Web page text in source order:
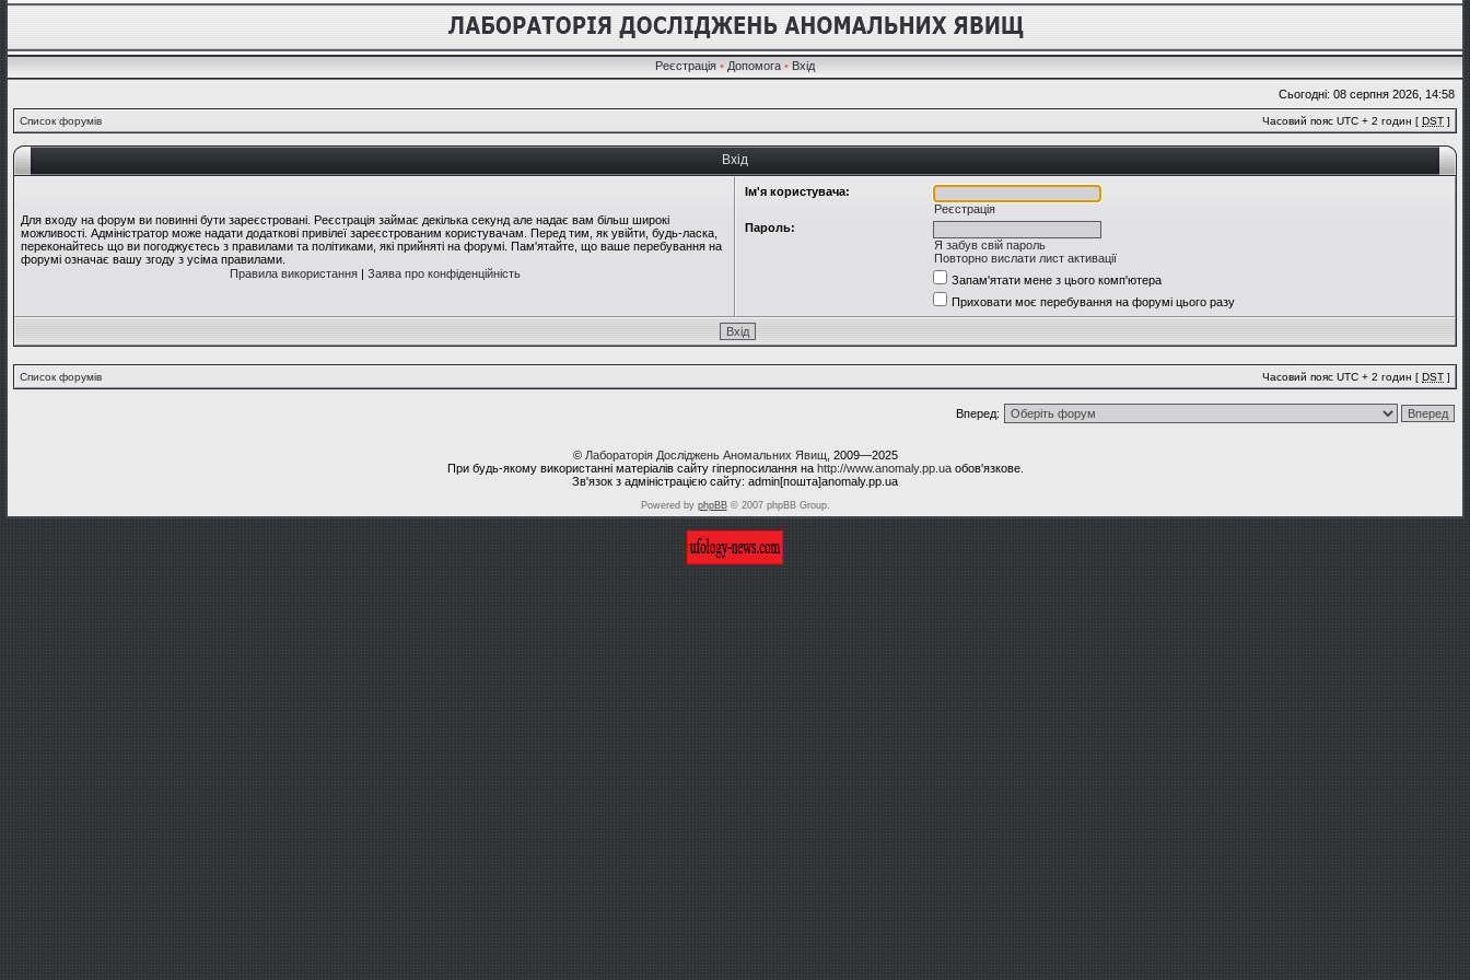
Реєстрація • Допомога • Вхід
Сьогодні: 08 серпня 2026, 14:58
Список форумів Часовий пояс UTC + 2 годин [ DST ]
Вхід
Для входу на форум ви повинні бути зареєстровані. Реєстрація займає декілька секунд але надає вам більш широкі
можливості. Адміністратор може надати додаткові привілеї зареєстрованим користувачам. Перед тим, як увійти, будь-ласка,
переконайтесь що ви погоджуєтесь з правилами та політиками, які прийняті на форумі. Пам'ятайте, що ваше перебування на
форумі означає вашу згоду з усіма правилами.
Правила використання| Заява про конфіденційність
Ім'я користувача:
Реєстрація
Пароль:
Я забув свій пароль
Повторно вислати лист активації
Запам'ятати мене з цього комп'ютера
Приховати моє перебування на форумі цього разу
Список форумів Часовий пояс UTC + 2 годин [ DST ]
Вперед:
© Лабораторія Досліджень Аномальних Явищ , 2009—2025
При будь-якому використанні матеріалів сайту гіперпосилання на http://www.anomaly.pp.uaобов'язкове.
Зв'язок з адміністрацією сайту: admin[пошта]anomaly.pp.ua
Powered by phpBB© 2007 phpBB Group.